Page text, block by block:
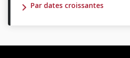
Par dates croissantes